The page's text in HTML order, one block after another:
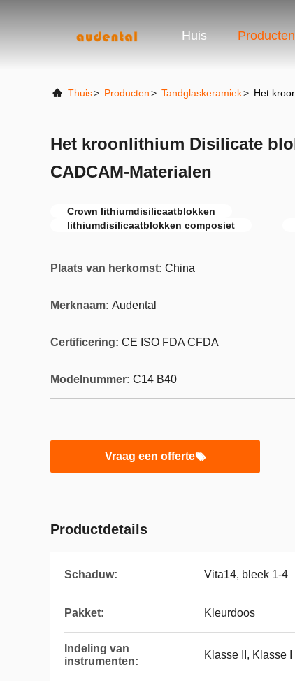
Huis Producten
Thuis> Producten> Tandglaskeramiek> Het
Het kroonlithium Disilicate
CADCAM-Materialen
Crown lithiumdisilicaatblokken
lithiumdisilicaatblokken composiet
Plaats van herkomst: China
Merknaam: Audental
Certificering: CE ISO FDA CFDA
Modelnummer: C14 B40
Vraag een offerte
Productdetails
Schaduw: Vita14, bleek 1-4
Pakket: Kleurdoos
Indeling van
instrumenten:
Klasse II, Klasse I